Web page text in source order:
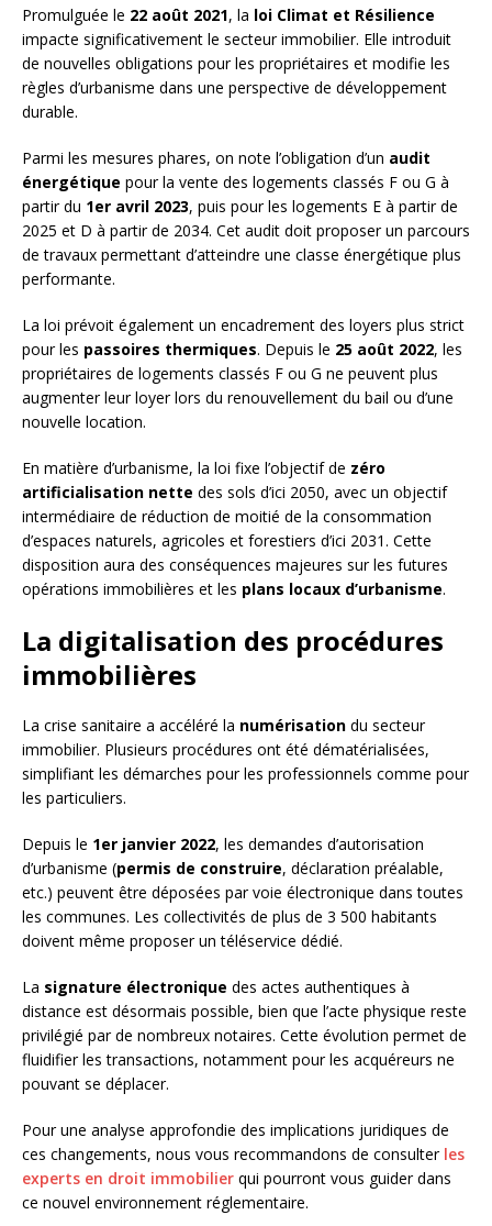
Promulguée le 22 août 2021, la loi Climat et Résilience
impacte significativement le secteur immobilier. Elle introduit
de nouvelles obligations pour les propriétaires et modifie les
règles d’urbanisme dans une perspective de développement
durable.
Parmi les mesures phares, on note l’obligation d’un audit
énergétique pour la vente des logements classés F ou G à
partir du 1er avril 2023, puis pour les logements E à partir de
2025 et D à partir de 2034. Cet audit doit proposer un parcours
de travaux permettant d’atteindre une classe énergétique plus
performante.
La loi prévoit également un encadrement des loyers plus strict
pour les passoires thermiques. Depuis le 25 août 2022, les
propriétaires de logements classés F ou G ne peuvent plus
augmenter leur loyer lors du renouvellement du bail ou d’une
nouvelle location.
En matière d’urbanisme, la loi fixe l’objectif de zéro
artificialisation nette des sols d’ici 2050, avec un objectif
intermédiaire de réduction de moitié de la consommation
d’espaces naturels, agricoles et forestiers d’ici 2031. Cette
disposition aura des conséquences majeures sur les futures
opérations immobilières et les plans locaux d’urbanisme.
La digitalisation des procédures
immobilières
La crise sanitaire a accéléré la numérisation du secteur
immobilier. Plusieurs procédures ont été dématérialisées,
simplifiant les démarches pour les professionnels comme pour
les particuliers.
Depuis le 1er janvier 2022, les demandes d’autorisation
d’urbanisme (permis de construire, déclaration préalable,
etc.) peuvent être déposées par voie électronique dans toutes
les communes. Les collectivités de plus de 3 500 habitants
doivent même proposer un téléservice dédié.
La signature électronique des actes authentiques à
distance est désormais possible, bien que l’acte physique reste
privilégié par de nombreux notaires. Cette évolution permet de
fluidifier les transactions, notamment pour les acquéreurs ne
pouvant se déplacer.
Pour une analyse approfondie des implications juridiques de
ces changements, nous vous recommandons de consulter les
experts en droit immobilier qui pourront vous guider dans
ce nouvel environnement réglementaire.